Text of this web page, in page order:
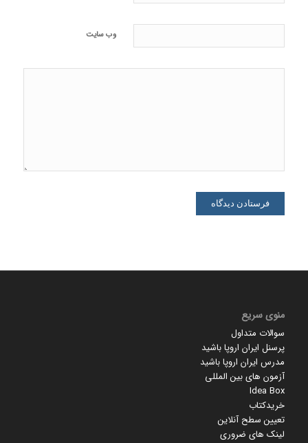
وب‌ سایت
منوی سریع
سوالات متداول
پرسنل ایران اروپا باشید
مدرس ایران اروپا باشید
آزمون های بین المللی
Idea Box
خریدکتاب
تعیین سطح آنلاین
لینک های ضروری